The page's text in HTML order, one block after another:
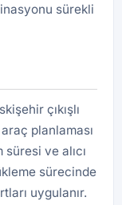
sürekli
çıkışlı
planlaması
ve alıcı
sürecinde
uygulanır.